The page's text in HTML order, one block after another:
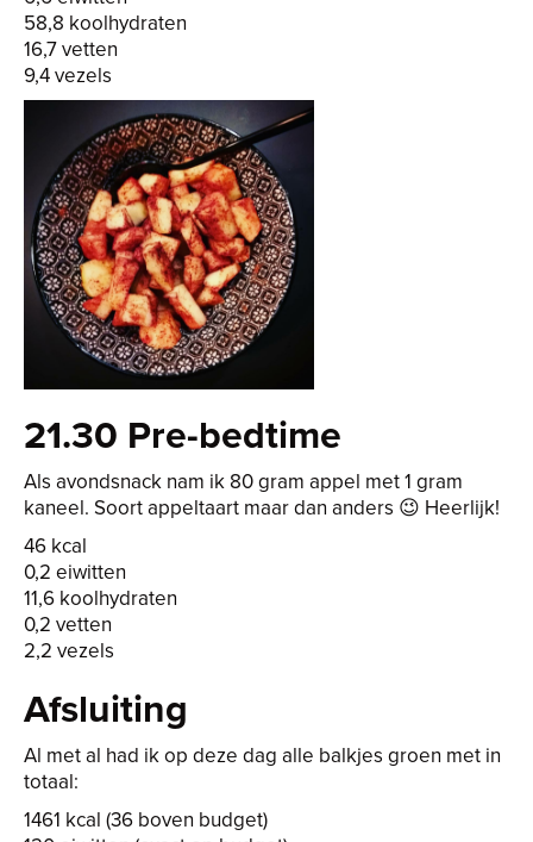
58,8 koolhydraten
16,7 vetten
9,4 vezels
21.30 Pre-bedtime
Als avondsnack nam ik 80 gram appel met 1 gram
kaneel. Soort appeltaart maar dan anders 😉 Heerlijk!
46 kcal
0,2 eiwitten
11,6 koolhydraten
0,2 vetten
2,2 vezels
Afsluiting
Al met al had ik op deze dag alle balkjes groen met in
totaal:
1461 kcal (36 boven budget)